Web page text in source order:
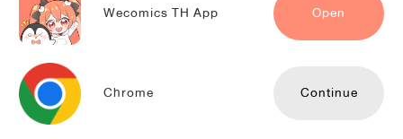
Wecomics TH App Open
Chrome Continue
ราชาบัลลังก์รัก: มงกุฎสีกุหลาบ